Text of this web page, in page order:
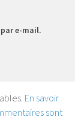
e-mail.
En savoir
sont